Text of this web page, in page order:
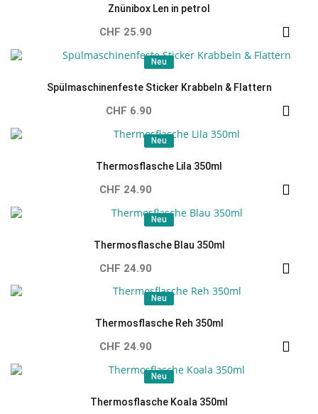
Znünibox Len in petrol
CHF 25.90
Neu
Neu
Spülmaschinenfeste Sticker Krabbeln & Flattern
CHF 6.90
Neu
Neu
Thermosflasche Lila 350ml
CHF 24.90
Neu
Neu
Thermosflasche Blau 350ml
CHF 24.90
Neu
Neu
Thermosflasche Reh 350ml
CHF 24.90
Neu
Neu
Thermosflasche Koala 350ml